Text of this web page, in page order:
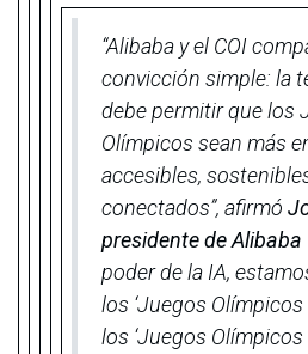
“Alibaba y el COI
convicción simple: la
debe permitir que los
Olímpicos sean más
accesibles,
conectados”, afirmó
presidente de Alibaba
poder de la IA,
los ‘Juegos Olímpicos
los ‘Juegos Olímpicos